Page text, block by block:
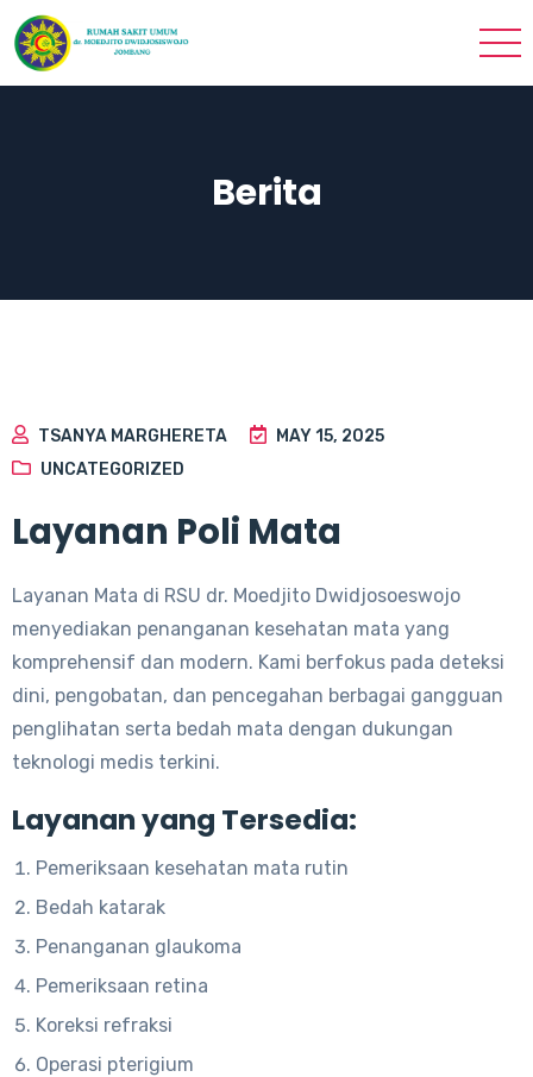
Berita
TSANYA MARGHERETA
MAY 15, 2025
UNCATEGORIZED
Layanan Poli Mata
Layanan Mata di RSU dr. Moedjito Dwidjosoeswojo
menyediakan penanganan kesehatan mata yang
komprehensif dan modern. Kami berfokus pada deteksi
dini, pengobatan, dan pencegahan berbagai gangguan
penglihatan serta bedah mata dengan dukungan
teknologi medis terkini.
Layanan yang Tersedia:
Pemeriksaan kesehatan mata rutin
Bedah katarak
Penanganan glaukoma
Pemeriksaan retina
Koreksi refraksi
Operasi pterigium